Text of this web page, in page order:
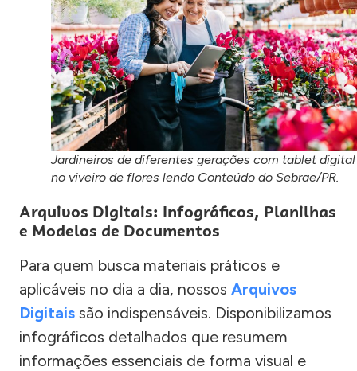
Jardineiros de diferentes gerações com tablet digital
no viveiro de flores lendo Conteúdo do Sebrae/PR.
Arquivos Digitais: Infográficos, Planilhas
e Modelos de Documentos
Para quem busca materiais práticos e
aplicáveis no dia a dia, nossos Arquivos
Digitais são indispensáveis. Disponibilizamos
infográficos detalhados que resumem
informações essenciais de forma visual e